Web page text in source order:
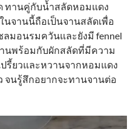
ทานคู่กับน้ำสลัดหอมแดง
จานนี้ถือเป็นจานสลัดเพื่อ
มอนรมควันและยังมี fennel
นพร้อมกับผักสลัดที่มีความ
รี้ยวและหวานจากหอมแดง
จนรู้สึกอยากจะทานจานต่อ